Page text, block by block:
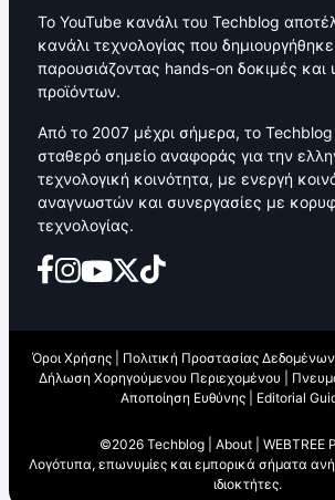
Το YouTube κανάλι του Techblog
κανάλι τεχνολογίας που
παρουσιάζοντας hands-on δοκιμές και
προϊόντων.
Από το 2007 μέχρι σήμερα, το Techblog
σταθερό σημείο αναφοράς για την
τεχνολογική κοινότητα, με ενεργή
αναγνωστών και συνεργασίες με
τεχνολογίας.
Όροι Χρήσης Πολιτική Προστασίας Δεδομένων
Δήλωση Χορηγούμενου Περιεχομένου
Αποποίηση Ευθύνης
Editorial
©2026 Techblog | About
WEBTREE
Λογότυπα, επωνυμίες και εμπορικά σήματα
ιδιοκτήτες.